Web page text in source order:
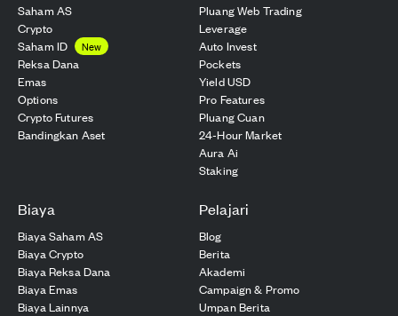
Saham AS
Crypto
Saham ID
New
Reksa Dana
Emas
Options
Crypto Futures
Bandingkan Aset
Pluang Web Trading
Leverage
Auto Invest
Pockets
Yield USD
Pro Features
Pluang Cuan
24-Hour Market
Aura Ai
Staking
Biaya
Biaya Saham AS
Biaya Crypto
Biaya Reksa Dana
Biaya Emas
Biaya Lainnya
Pelajari
Blog
Berita
Akademi
Campaign & Promo
Umpan Berita